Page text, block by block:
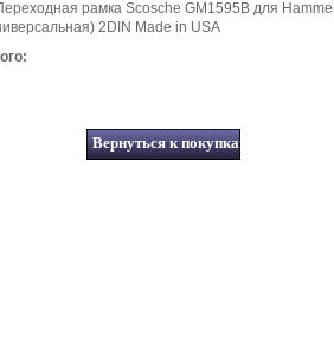
рамка Scosche GM1595B для
2DIN Made in USA